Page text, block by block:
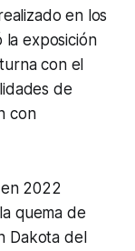
en los
la exposición
con el
de
con
2022
quema de
Dakota del